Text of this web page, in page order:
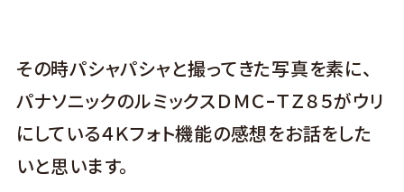
その時パシャパシャと撮ってきた写真を素に、
パナソニックのルミックスＤＭＣｰＴＺ８５がウリ
にしている４Ｋフォト機能の感想をお話をした
いと思います。